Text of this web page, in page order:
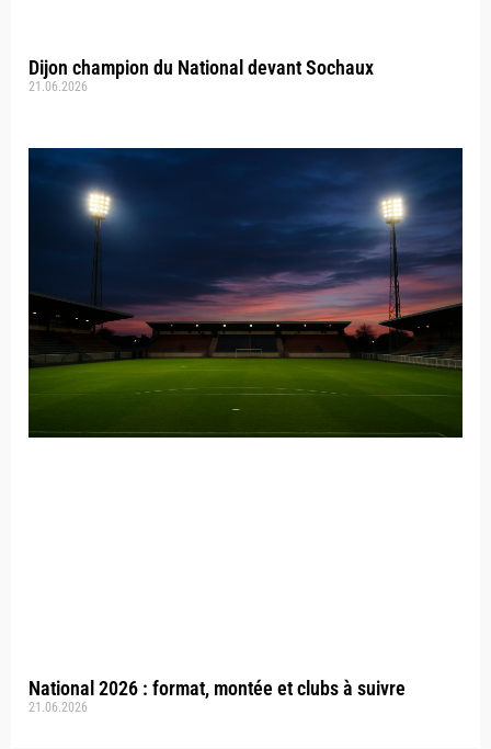
Dijon champion du National devant Sochaux
21.06.2026
National 2026 : format, montée et clubs à suivre
21.06.2026